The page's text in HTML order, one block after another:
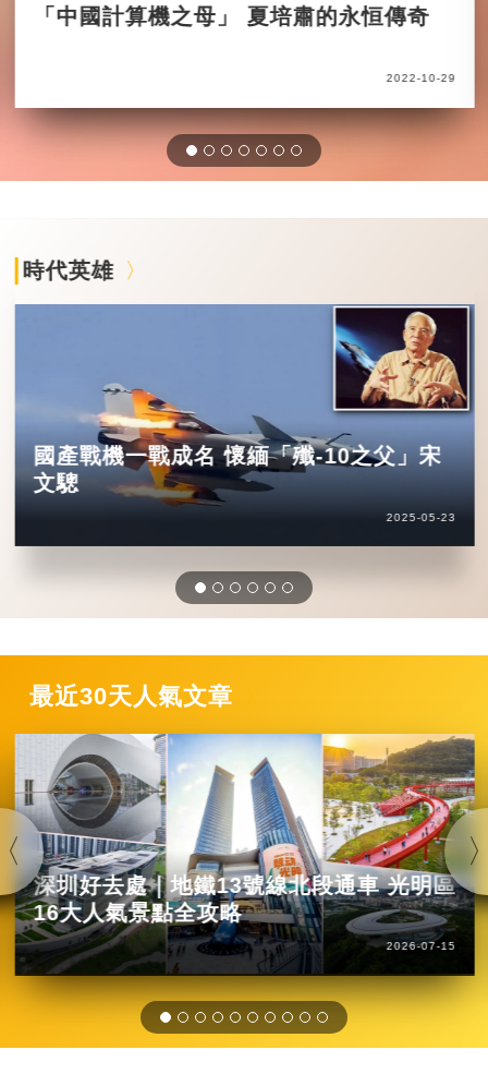
「中國計算機之母」 夏培肅的永恒傳奇
2022-10-29
時代英雄
國產戰機一戰成名 懷緬「殲-10之父」宋
文驄
2025-05-23
最近30天人氣文章
深圳好去處｜地鐵13號線北段通車 光明區
16大人氣景點全攻略
2026-07-15